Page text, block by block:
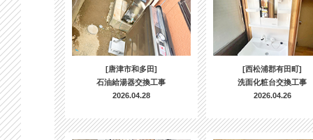
[唐津市和多田]
石油給湯器交換工事
2026.04.28
[西松浦郡有田町]
洗面化粧台交換工事
2026.04.26